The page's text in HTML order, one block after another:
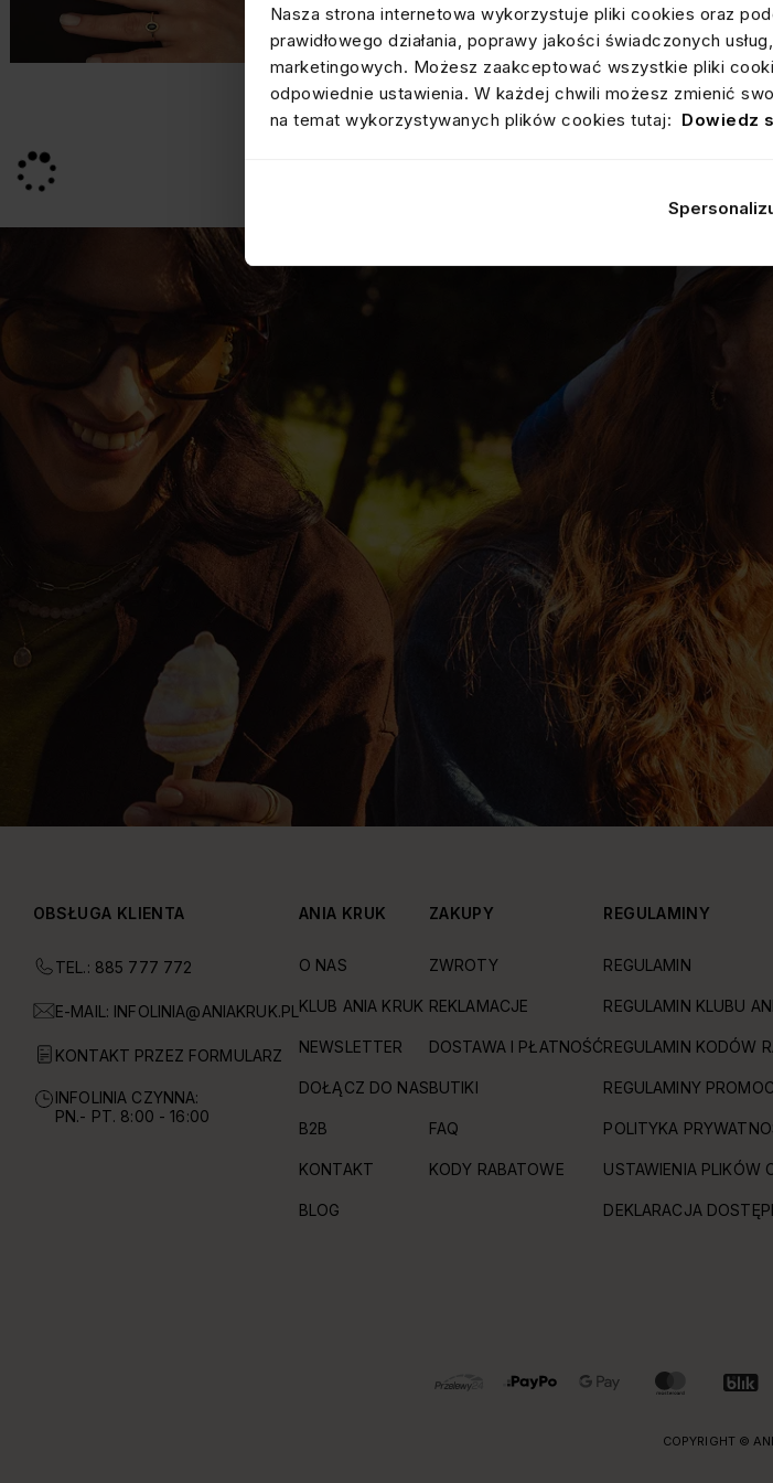
Nasza strona internetowa wykorzystuje pliki cookies oraz
prawidłowego działania, poprawy jakości świadczonych
marketingowych. Możesz zaakceptować wszystkie pliki
odpowiednie ustawienia. W każdej chwili możesz zmienić
na temat wykorzystywanych plików cookies tutaj: Dowiedz
OBSŁUGA KLIENTA
TEL.: 885 777 772
E-MAIL: INFOLINIA@ANIAKRUK.PL
KONTAKT PRZEZ FORMULARZ
INFOLINIA CZYNNA:
PN.- PT. 8:00 - 16:00
ANIA KRUK
O NAS
KLUB ANIA KRUK
NEWSLETTER
DOŁĄCZ DO NAS
B2B
KONTAKT
BLOG
ZAKUPY
ZWROTY
REKLAMACJE
DOSTAWA I PŁATNOŚĆ
BUTIKI
FAQ
KODY RABATOWE
REGULAMINY
REGULAMIN
REGULAMIN KLUBU
REGULAMIN KODÓW
REGULAMINY
POLITYKA
USTAWIENIA PLIKÓW
DEKLARACJA
COPYRIGHT ©